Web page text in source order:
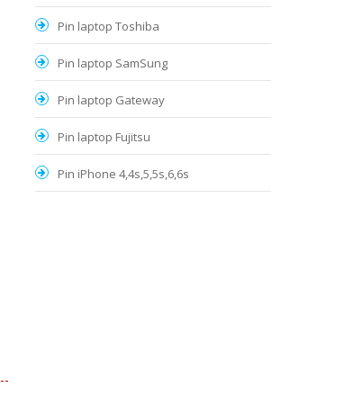
Pin laptop Toshiba
Pin laptop SamSung
Pin laptop Gateway
Pin laptop Fujitsu
Pin iPhone 4,4s,5,5s,6,6s